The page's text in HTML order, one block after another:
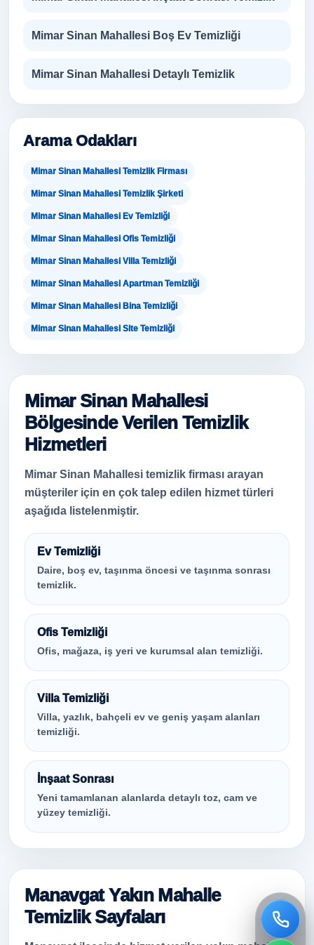
Mimar Sinan Mahallesi Boş Ev Temizliği
Mimar Sinan Mahallesi Detaylı Temizlik
Arama Odakları
Mimar Sinan Mahallesi Temizlik Firması
Mimar Sinan Mahallesi Temizlik Şirketi
Mimar Sinan Mahallesi Ev Temizliği
Mimar Sinan Mahallesi Ofis Temizliği
Mimar Sinan Mahallesi Villa Temizliği
Mimar Sinan Mahallesi Apartman Temizliği
Mimar Sinan Mahallesi Bina Temizliği
Mimar Sinan Mahallesi Site Temizliği
Mimar Sinan Mahallesi
Bölgesinde Verilen Temizlik
Hizmetleri
Mimar Sinan Mahallesi temizlik firması arayan
müşteriler için en çok talep edilen hizmet türleri
aşağıda listelenmiştir.
Ev Temizliği
Daire, boş ev, taşınma öncesi ve taşınma sonrası
temizlik.
Ofis Temizliği
Ofis, mağaza, iş yeri ve kurumsal alan temizliği.
Villa Temizliği
Villa, yazlık, bahçeli ev ve geniş yaşam alanları
temizliği.
İnşaat Sonrası
Yeni tamamlanan alanlarda detaylı toz, cam ve
yüzey temizliği.
Manavgat Yakın Mahalle
Temizlik Sayfaları